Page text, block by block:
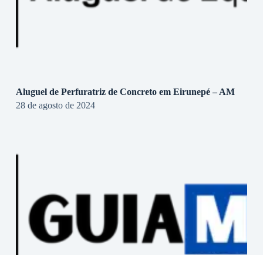
Aluguel de Perfuratriz de Concreto em Eirunepé – AM
28 de agosto de 2024